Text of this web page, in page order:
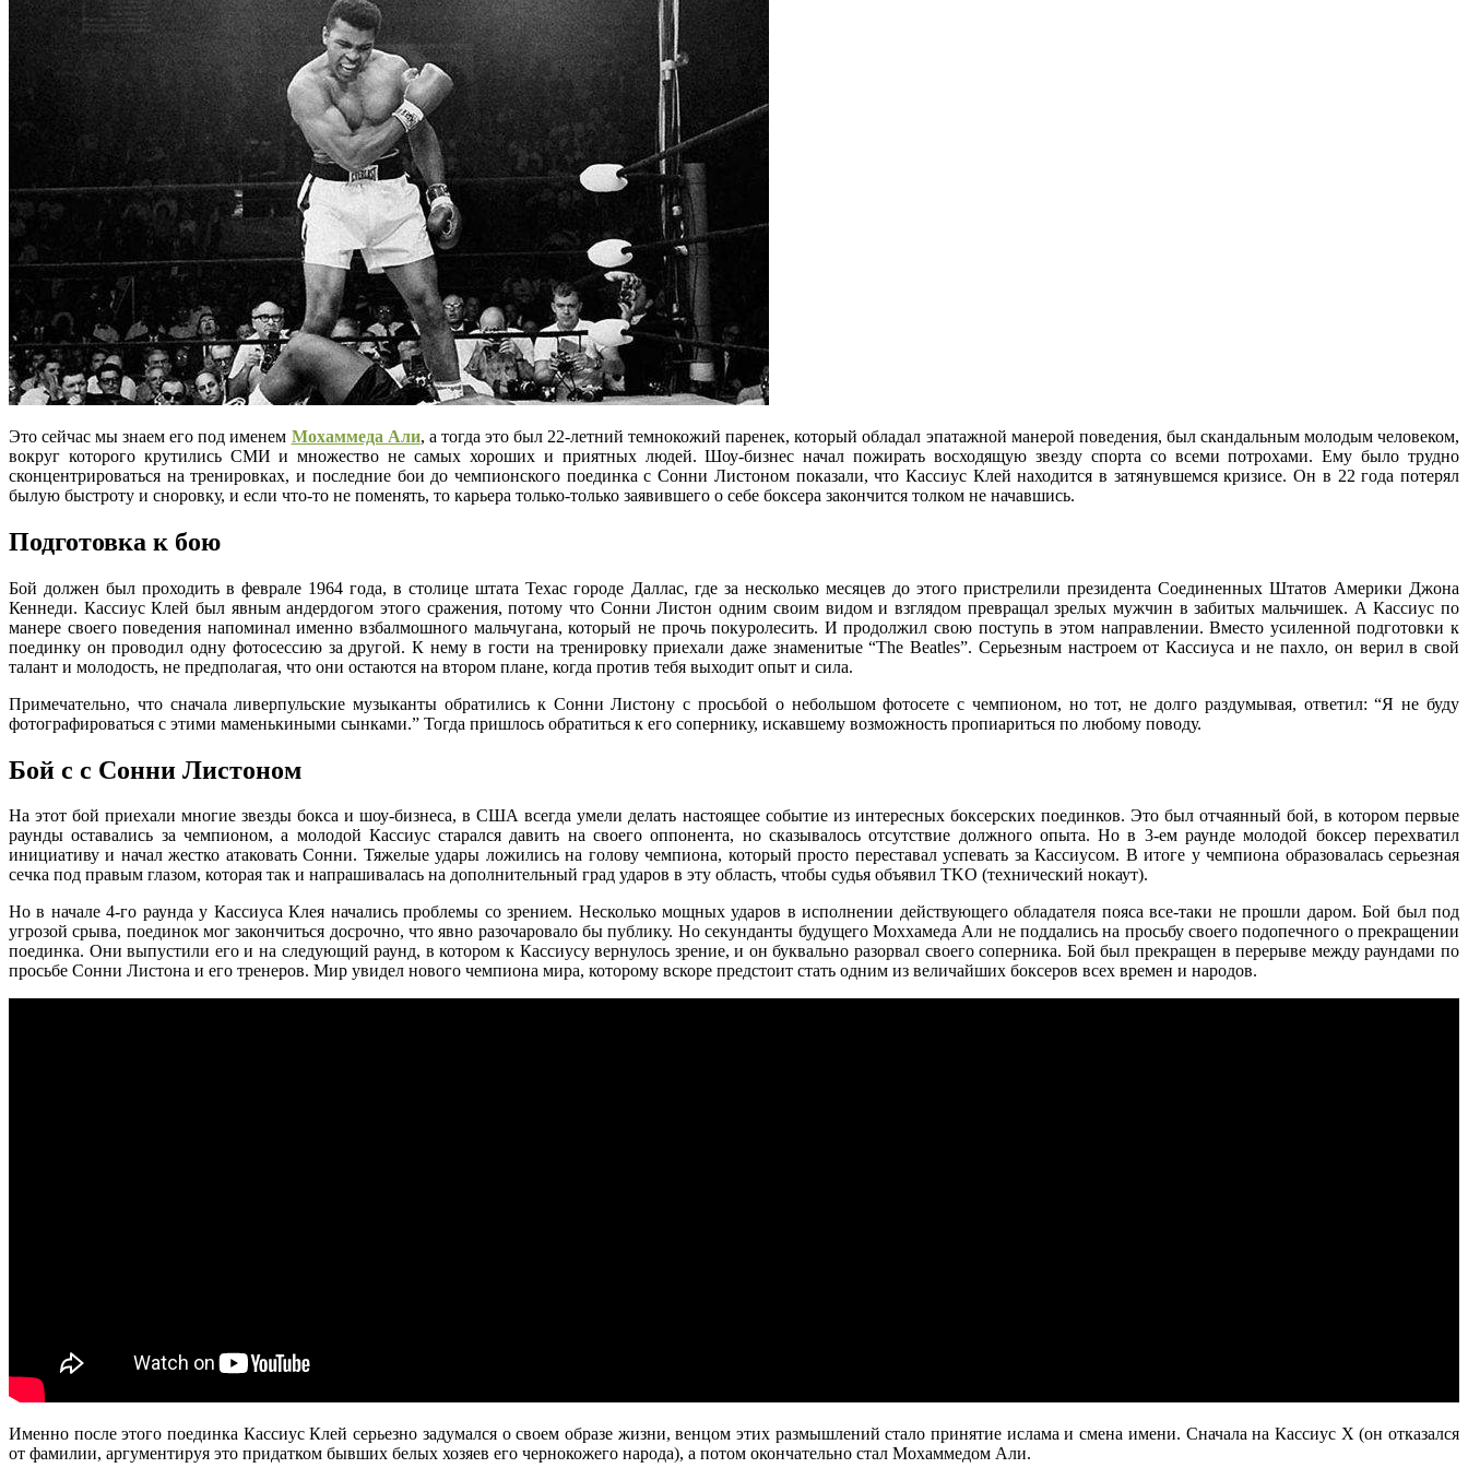
Это сейчас мы знаем его под именем Мохаммеда Али, а тогда это был 22-летний темнокожий паренек, который обладал эпатажной манерой поведения, был скандальным молодым человеком,
вокруг которого крутились СМИ и множество не самых хороших и приятных людей. Шоу-бизнес начал пожирать восходящую звезду спорта со всеми потрохами. Ему было трудно
сконцентрироваться на тренировках, и последние бои до чемпионского поединка с Сонни Листоном показали, что Кассиус Клей находится в затянувшемся кризисе. Он в 22 года потерял
былую быстроту и сноровку, и если что-то не поменять, то карьера только-только заявившего о себе боксера закончится толком не начавшись.
Подготовка к бою
Бой должен был проходить в феврале 1964 года, в столице штата Техас городе Даллас, где за несколько месяцев до этого пристрелили президента Соединенных Штатов Америки Джона
Кеннеди. Кассиус Клей был явным андердогом этого сражения, потому что Сонни Листон одним своим видом и взглядом превращал зрелых мужчин в забитых мальчишек. А Кассиус по
манере своего поведения напоминал именно взбалмошного мальчугана, который не прочь покуролесить. И продолжил свою поступь в этом направлении. Вместо усиленной подготовки к
поединку он проводил одну фотосессию за другой. К нему в гости на тренировку приехали даже знаменитые “The Beatles”. Серьезным настроем от Кассиуса и не пахло, он верил в свой
талант и молодость, не предполагая, что они остаются на втором плане, когда против тебя выходит опыт и сила.
Примечательно, что сначала ливерпульские музыканты обратились к Сонни Листону с просьбой о небольшом фотосете с чемпионом, но тот, не долго раздумывая, ответил: “Я не буду
фотографироваться с этими маменькиными сынками.” Тогда пришлось обратиться к его сопернику, искавшему возможность пропиариться по любому поводу.
Бой с с Сонни Листоном
На этот бой приехали многие звезды бокса и шоу-бизнеса, в США всегда умели делать настоящее событие из интересных боксерских поединков. Это был отчаянный бой, в котором первые
раунды оставались за чемпионом, а молодой Кассиус старался давить на своего оппонента, но сказывалось отсутствие должного опыта. Но в 3-ем раунде молодой боксер перехватил
инициативу и начал жестко атаковать Сонни. Тяжелые удары ложились на голову чемпиона, который просто переставал успевать за Кассиусом. В итоге у чемпиона образовалась серьезная
сечка под правым глазом, которая так и напрашивалась на дополнительный град ударов в эту область, чтобы судья объявил TKO (технический нокаут).
Но в начале 4-го раунда у Кассиуса Клея начались проблемы со зрением. Несколько мощных ударов в исполнении действующего обладателя пояса все-таки не прошли даром. Бой был под
угрозой срыва, поединок мог закончиться досрочно, что явно разочаровало бы публику. Но секунданты будущего Моххамеда Али не поддались на просьбу своего подопечного о прекращении
поединка. Они выпустили его и на следующий раунд, в котором к Кассиусу вернулось зрение, и он буквально разорвал своего соперника. Бой был прекращен в перерыве между раундами по
просьбе Сонни Листона и его тренеров. Мир увидел нового чемпиона мира, которому вскоре предстоит стать одним из величайших боксеров всех времен и народов.
Именно после этого поединка Кассиус Клей серьезно задумался о своем образе жизни, венцом этих размышлений стало принятие ислама и смена имени. Сначала на Кассиус Х (он отказался
от фамилии, аргументируя это придатком бывших белых хозяев его чернокожего народа), а потом окончательно стал Мохаммедом Али.